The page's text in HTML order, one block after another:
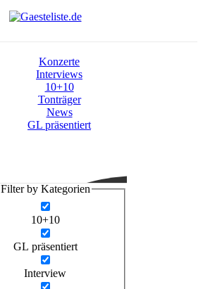
Konzerte
Interviews
10+10
Tonträger
News
GL präsentiert
Filter by Kategorien
10+10
GL präsentiert
Interview